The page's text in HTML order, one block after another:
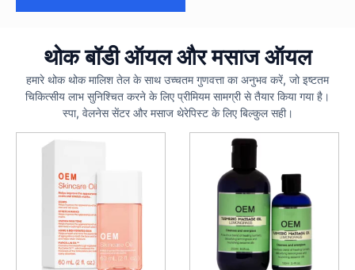
थोक बॉडी ऑयल और मसाज ऑयल
हमारे थोक थोक मालिश तेल के साथ उच्चतम गुणवत्ता का अनुभव करें, जो इष्टतम
चिकित्सीय लाभ सुनिश्चित करने के लिए प्रीमियम सामग्री से तैयार किया गया है।
स्पा, वेलनेस सेंटर और मसाज थेरेपिस्ट के लिए बिल्कुल सही।